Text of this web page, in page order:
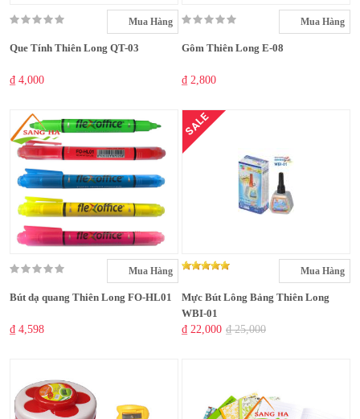
Mua Hàng
Que Tính Thiên Long QT-03
₫ 4,000
Mua Hàng
Gôm Thiên Long E-08
₫ 2,800
Mua Hàng
Bút dạ quang Thiên Long FO-HL01
₫ 4,598
SALE
Mua Hàng
Mực Bút Lông Bảng Thiên Long
WBI-01
₫ 22,000 ₫ 25,000